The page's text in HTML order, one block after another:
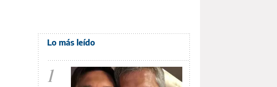
Lo más leído
1